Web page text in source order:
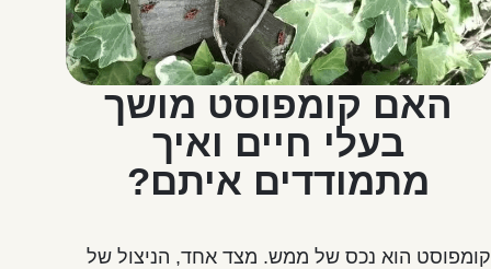
האם קומפוסט מושך
בעלי חיים ואיך
מתמודדים איתם?
קומפוסט הוא נכס של ממש. מצד אחד, הניצול של